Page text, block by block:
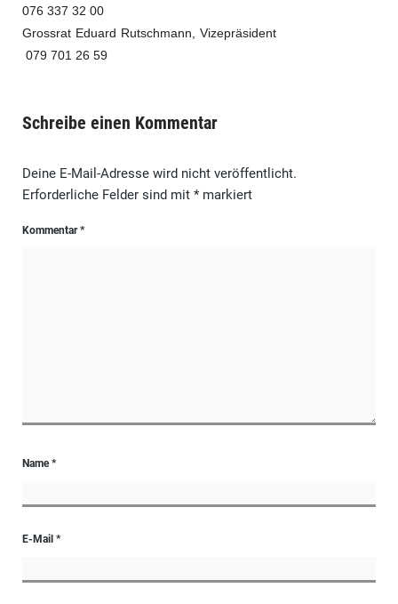
076 337 32 00
Grossrat Eduard Rutschmann, Vizepräsident
079 701 26 59
Schreibe einen Kommentar
Deine E-Mail-Adresse wird nicht veröffentlicht.
Erforderliche Felder sind mit *markiert
Kommentar*
Name*
E-Mail *